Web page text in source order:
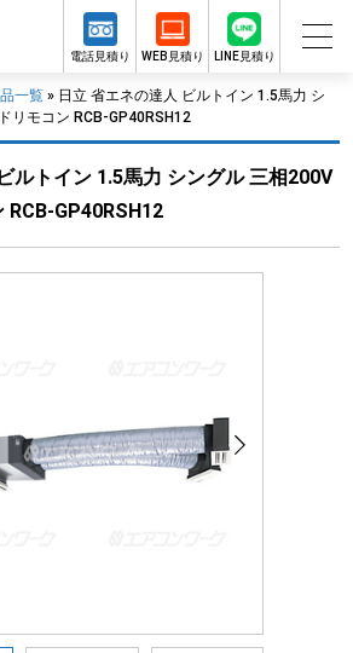
電話見積り WEB見積り LINE見積り
一覧 » 日立 省エネの達人 ビルトイン 1.5馬力 シ
リモコン RCB-GP40RSH12
ルトイン 1.5馬力 シングル 三相200V
RCB-GP40RSH12